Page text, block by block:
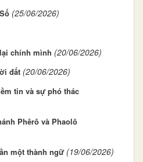
(25/06/2026)
chính mình (20/06/2026)
đất (20/06/2026)
tin và sự phó thác
Phêrô và Phaolô
một thành ngữ (19/06/2026)